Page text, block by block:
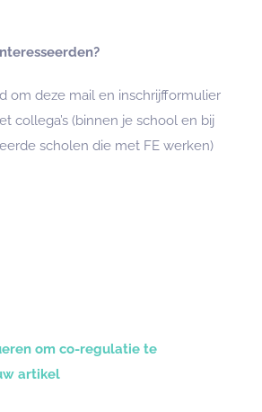
om deze mail en inschrijfformulier
collega’s (binnen je school en bij
scholen die met FE werken)
om co-regulatie te
artikel